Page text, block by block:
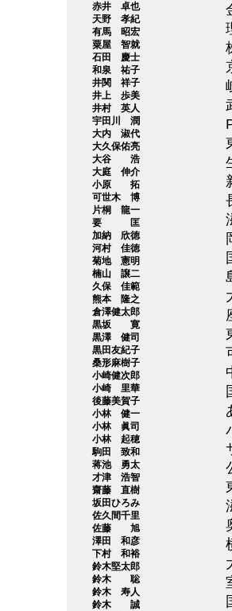
赤井 卓也
天野 孝紀
有馬 昭宏
粟屋 智就
石田 慶士
和泉 祐子
井関 祥子
井上 歩美
井村 英人
宇田川 潤
大内 淑代
大久保佑亮
大谷 浩
大庭 伸介
小原 拓
可世木 博
片桐 龍一
要 匡
加納 欣徳
河村 佳徳
菊地 憲明
楠山 譲二
久保 佳範
熊本 隆之
倉澤健太郎
黒坂 寛
黒澤 健司
黒田友紀子
桑形麻樹子
小崎健次郎
小崎 里華
後藤美賀子
小林 健一
小林 眞司
小林 起穂
駒田 致和
蒋池 勇太
才津 浩智
齋藤 直樹
坂田ひろみ
佐久間千里
佐藤 旭
澤田 和彦
下村 和裕
鈴木堅太郎
鈴木 聡
鈴木 寿人
鈴木 誠